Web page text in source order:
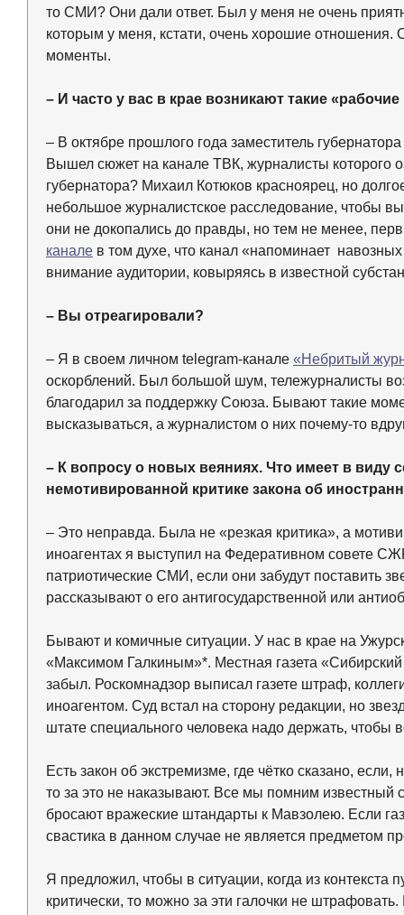
то СМИ? Они дали ответ. Был у меня не очень
которым у меня, кстати, очень хорошие
моменты.
– И часто у вас в крае возникают такие
– В октябре прошлого года заместитель
Вышел сюжет на канале ТВК, журналисты которого
губернатора? Михаил Котюков красноярец, но
небольшое журналистское расследование, чтобы
они не докопались до правды, но тем не менее,
канале в том духе, что канал «напоминает
внимание аудитории, ковыряясь в известной
– Вы отреагировали?
– Я в своем личном telegram-канале «Небритый
оскорблений. Был большой шум, тележурналисты
благодарил за поддержку Союза. Бывают такие
высказываться, а журналистом о них почему-то
– К вопросу о новых веяниях. Что имеет в виду
немотивированной критике закона об
– Это неправда. Была не «резкая критика», а
иноагентах я выступил на Федеративном совете
патриотические СМИ, если они забудут поставить
рассказывают о его антигосударственной или
Бывают и комичные ситуации. У нас в крае на
«Максимом Галкиным»*. Местная газета
забыл. Роскомнадзор выписал газете штраф,
иноагентом. Суд встал на сторону редакции, но
штате специального человека надо держать, чтобы
Есть закон об экстремизме, где чётко сказано,
то за это не наказывают. Все мы помним
бросают вражеские штандарты к Мавзолею. Если
свастика в данном случае не является предметом
Я предложил, чтобы в ситуации, когда из контекста
критически, то можно за эти галочки не штрафовать.